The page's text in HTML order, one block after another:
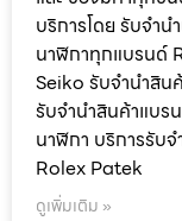
บริการโดย รับจํา
นาฬิกาทุกแบรนด์
Seiko รับจำนำสิน
รับจำนำสินค้าแบร
นาฬิกา บริการรับ
Rolex Patek
ดูเพิ่มเติม »